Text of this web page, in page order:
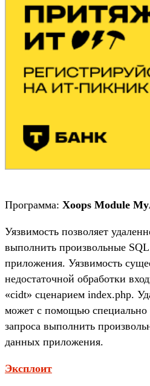
Программа: Xoops Module
Уязвимость позволяет
выполнить произвольные
приложения. Уязвимость
недостаточной обработки
«cidt» сценарием index.php.
может с помощью специально
запроса выполнить
данных приложения.
Эксплоит